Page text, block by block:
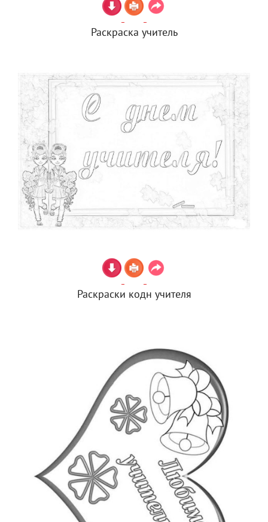
Раскраска учитель
Раскраски кодн учителя